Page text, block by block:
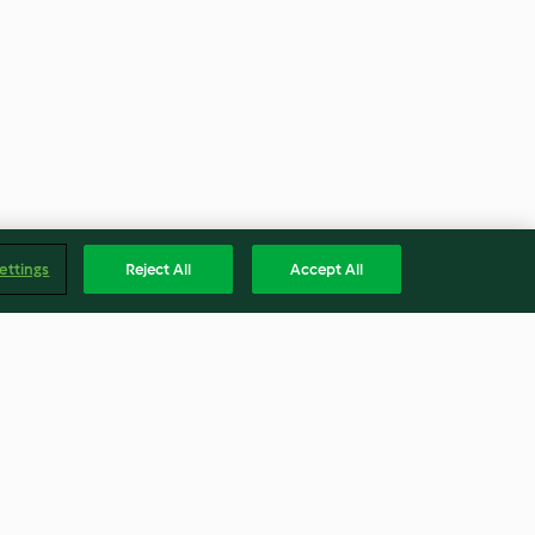
Reject All Accept All